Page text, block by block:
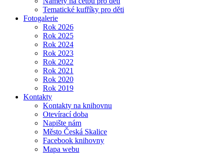
Tematické kufříky pro děti
Fotogalerie
Rok 2026
Rok 2025
Rok 2024
Rok 2023
Rok 2022
Rok 2021
Rok 2020
Rok 2019
Kontakty
Kontakty na knihovnu
Otevírací doba
Napište nám
Město Česká Skalice
Facebook knihovny
Mapa webu